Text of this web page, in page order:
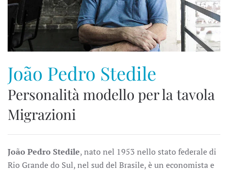
João Pedro Stedile
Personalità modello per la tavola
Migrazioni
João Pedro Stedile, nato nel 1953 nello stato federale di
Rio Grande do Sul, nel sud del Brasile, è un economista e